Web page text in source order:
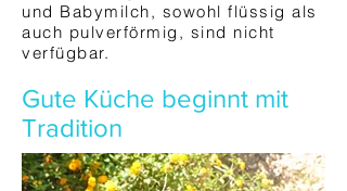
und Babymilch, sowohl flüssig als
auch pulverförmig, sind nicht
verfügbar.
Gute Küche beginnt mit
Tradition